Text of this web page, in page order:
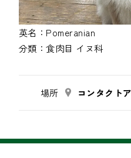
英名： Pomeranian
分類：食肉目 イヌ科
場所 コンタクト